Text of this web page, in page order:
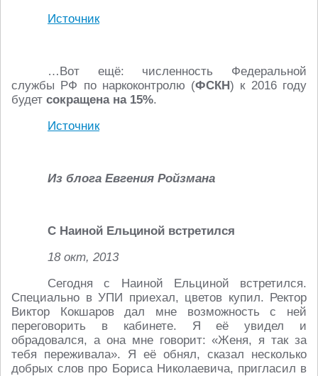
Источник
…Вот ещё: численность Федеральной
службы РФ по наркоконтролю (ФСКН) к 2016 году
будет сокращена на 15%.
Источник
Из блога Евгения Ройзмана
С Наиной Ельциной встретился
18 окт, 2013
Сегодня с Наиной Ельциной встретился.
Специально в УПИ приехал, цветов купил. Ректор
Виктор Кокшаров дал мне возможность с ней
переговорить в кабинете. Я её увидел и
обрадовался, а она мне говорит: «Женя, я так за
тебя переживала». Я её обнял, сказал несколько
добрых слов про Бориса Николаевича, пригласил в